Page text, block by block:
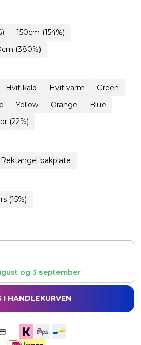
150cm (154%)
(380%)
Hvit kald Hvit varm
Green
Yellow Orange
Blue
(22%)
Rektangel bakplate
(15%)
og 3 september
I HANDLEKURVEN